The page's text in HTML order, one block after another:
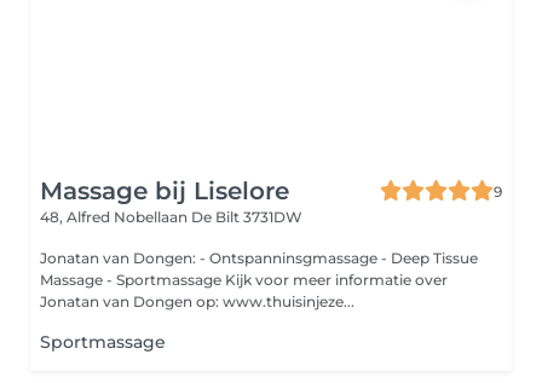
Massage bij Liselore
9
48, Alfred Nobellaan De Bilt 3731DW
Jonatan van Dongen: - Ontspanninsgmassage - Deep Tissue
Massage - Sportmassage Kijk voor meer informatie over
Jonatan van Dongen op: www.thuisinjeze...
Sportmassage